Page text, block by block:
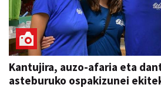
Kantujira, auzo-afaria eta
asteburuko ospakizunei